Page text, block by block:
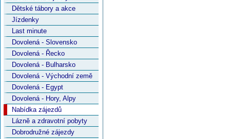
Dětské tábory a akce
Jízdenky
Last minute
Dovolená - Slovensko
Dovolená - Řecko
Dovolená - Bulharsko
Dovolená - Východní země
Dovolená - Egypt
Dovolená - Hory, Alpy
Nabídka zájezdů
Lázně a zdravotní pobyty
Dobrodružné zájezdy